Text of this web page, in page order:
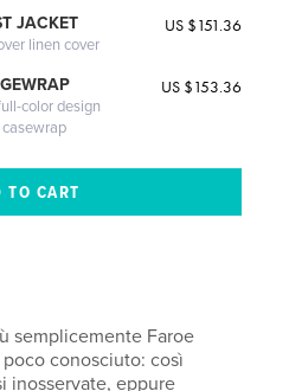
JACKET
linen cover
US $151.36
color design
US $153.36
semplicemente Faroe
conosciuto: così
inosservate, eppure